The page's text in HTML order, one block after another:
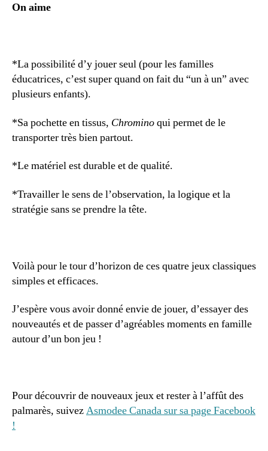
On aime
*La possibilité d’y jouer seul (pour les familles
éducatrices, c’est super quand on fait du “un à un” avec
plusieurs enfants).
*Sa pochette en tissus, Chrominoqui permet de le
transporter très bien partout.
*Le matériel est durable et de qualité.
*Travailler le sens de l’observation, la logique et la
stratégie sans se prendre la tête.
Voilà pour le tour d’horizon de ces quatre jeux classiques
simples et efficaces.
J’espère vous avoir donné envie de jouer, d’essayer des
nouveautés et de passer d’agréables moments en famille
autour d’un bon jeu !
Pour découvrir de nouveaux jeux et rester à l’affût des
palmarès, suivezAsmodee Canada sur sa page Facebook
!